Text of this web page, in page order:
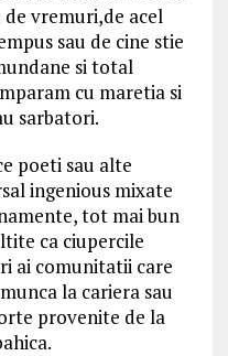
vremuri,de acel
sau de cine stie
si total
cu maretia si
sarbatori.
poeti sau alte
ingenious mixate
tot mai bun
ca ciupercile
ai comunitatii care
la cariera sau
provenite de la